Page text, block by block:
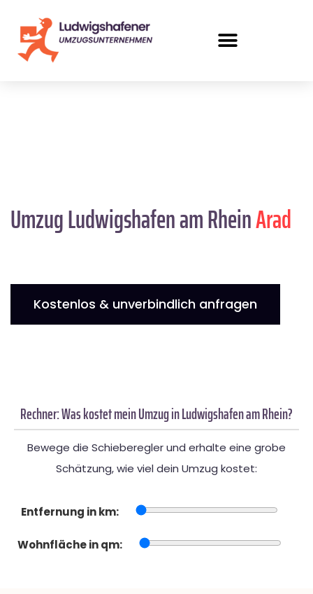
Umzug Ludwigshafen am RheinArad
Kostenlos & unverbindlich anfragen
Rechner: Was kostet mein Umzug in Ludwigshafen am Rhein?
Bewege die Schieberegler und erhalte eine grobe
Schätzung, wie viel dein Umzug kostet:
Entfernung in km:
Wohnfläche in qm: